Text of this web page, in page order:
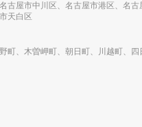
古屋市中川区、名古屋市港区、名
天白区
町、木曽岬町、朝日町、川越町、四